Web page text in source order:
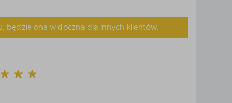
będzie ona widoczna dla innych klientów.